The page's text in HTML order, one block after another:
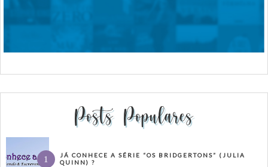
Posts Populares
JÁ CONHECE A SÉRIE “OS BRIDGERTONS” (JULIA
QUINN) ?